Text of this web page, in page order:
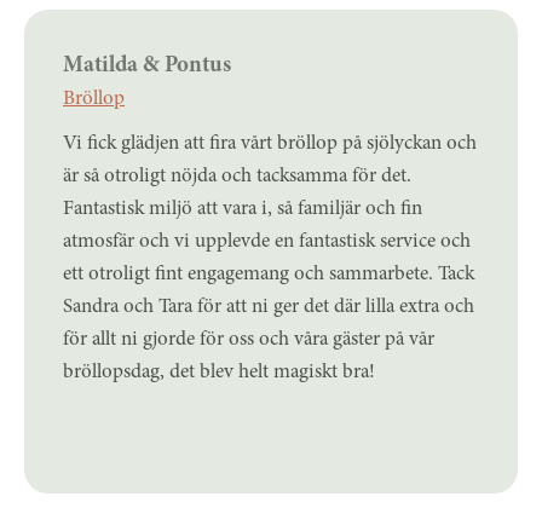
Matilda & Pontus
Bröllop
Vi fick glädjen att fira vårt bröllop på sjölyckan och
är så otroligt nöjda och tacksamma för det.
Fantastisk miljö att vara i, så familjär och fin
atmosfär och vi upplevde en fantastisk service och
ett otroligt fint engagemang och sammarbete. Tack
Sandra och Tara för att ni ger det där lilla extra och
för allt ni gjorde för oss och våra gäster på vår
bröllopsdag, det blev helt magiskt bra!